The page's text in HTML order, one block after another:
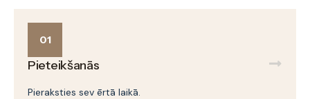
01
Pieteikšanās
Pieraksties sev ērtā laikā.